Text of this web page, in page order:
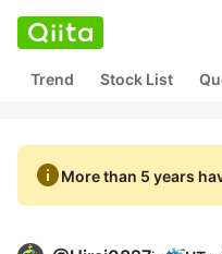
Trend Stock List
infoMore than 5 years